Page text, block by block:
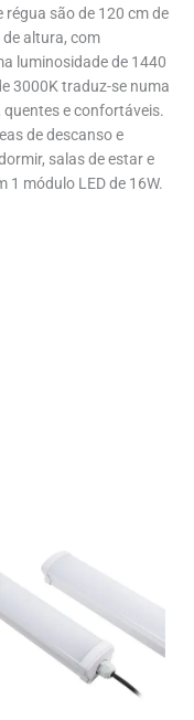
régua são de 120 cm de
altura, com
luminosidade de 1440
3000K traduz-se numa
e confortáveis.
de descanso e
salas de estar e
1 módulo LED de 16W.